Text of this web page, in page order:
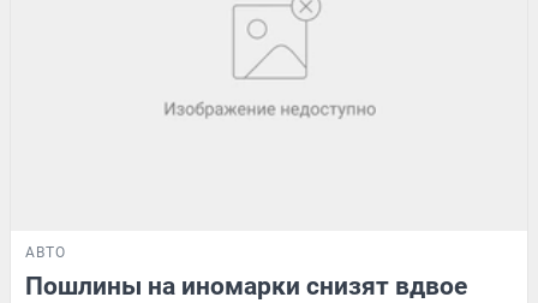
АВТО
Пошлины на иномарки снизят вдвое